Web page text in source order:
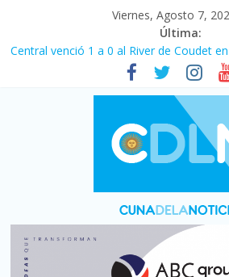
Viernes, Agosto 7,
Última:
Fuerte caída de la venta de autos usados
Central venció 1 a 0 al River de Coudet
La morosidad alcanzó su nivel más alto
afecta a 400 mil deudores en Santa Fe
Desde que asumió Milei cerraron 41.000
denuncia crisis como en 2001
Vacaciones de invierno con más
turístico: 4,6 millones de personas